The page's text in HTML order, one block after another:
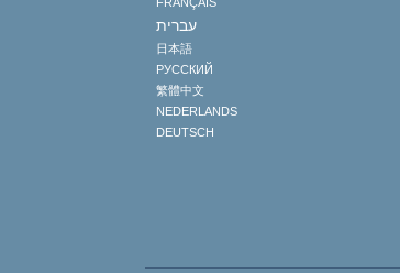
עברית
日本語
РУССКИЙ
繁體中文
NEDERLANDS
DEUTSCH